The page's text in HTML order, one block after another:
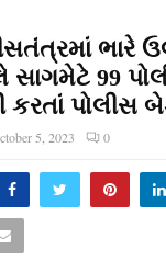
ભારે
સાગમેટે 99
પોલીસ
5, 2023 0